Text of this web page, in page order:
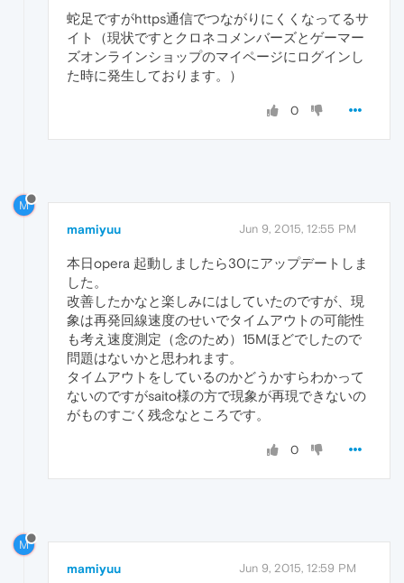
蛇足ですがhttps通信でつながりにくくなってるサ
イト（現状ですとクロネコメンバーズとゲーマー
ズオンラインショップのマイページにログインし
た時に発生しております。）
0
M
mamiyuu Jun 9, 2015, 12:55 PM
本日opera 起動しましたら30にアップデートしま
した。
改善したかなと楽しみにはしていたのですが、現
象は再発回線速度のせいでタイムアウトの可能性
も考え速度測定（念のため）15Mほどでしたので
問題はないかと思われます。
タイムアウトをしているのかどうかすらわかって
ないのですがsaito様の方で現象が再現できないの
がものすごく残念なところです。
0
M
mamiyuu Jun 9, 2015, 12:59 PM